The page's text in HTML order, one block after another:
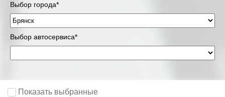
Выбор города*
Выбор автосервиса*
Показать выбранные